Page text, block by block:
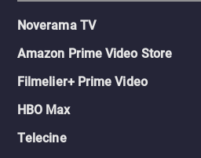
Noverama TV
Amazon Prime Video Store
Filmelier+ Prime Video
HBO Max
Telecine